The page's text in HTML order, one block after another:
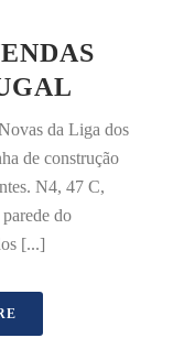
da Liga dos
de construção
N4, 47 C,
do
[...]